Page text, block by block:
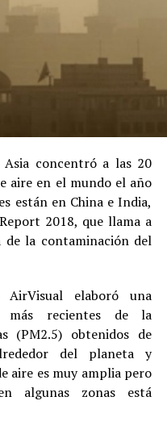
Asia concentró a las 20
aire en el mundo el año
están en China e India,
2018, que llama a
la contaminación del
elaboró una
más recientes de la
(PM2.5) obtenidos de
del planeta y
aire es muy amplia pero
algunas zonas está